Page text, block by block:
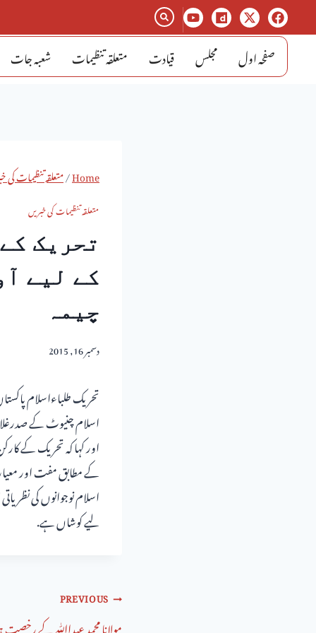
صفحہ اول مجلس قیادت متعلقہ تنظیمات شعبہ جات
Home
/متعلقہ تنظیمات کی
متعلقہ تنظیمات کی خبریں
تحریک
کے لیے
چیمہ
دسمبر 16, 2015
تحریک طلباءاسلام
اور کہا کہ تحریک کے
کے مطابق مفت اور
اسلام نوجوانوں کی
لیے کوشاں ہے.
PREVIOUS
مولانا محمد عبداﷲ کے رخصت